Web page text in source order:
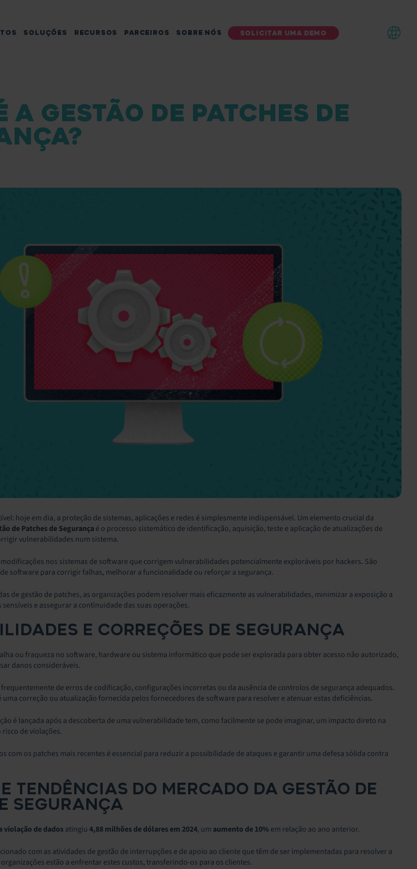
SOLICITAR UMA DEMO
SOLUÇÕES RECURSOS PARCEIROS SOBRE NÓS
A GESTÃO DE PATCHES DE
hoje em dia, a proteção de sistemas, aplicações e redes é simplesmente indispensável. Um elemento crucial da
de Patches de Segurançaé o processo sistemático de identificação, aquisição, teste e aplicação de atualizações de
vulnerabilidades num sistema.
nos sistemas de software que corrigem vulnerabilidades potencialmente exploráveis por hackers. São
software para corrigir falhas, melhorar a funcionalidade ou reforçar a segurança.
de gestão de patches, as organizações podem resolver mais eficazmente as vulnerabilidades, minimizar a exposição a
e assegurar a continuidade das suas operações.
E CORREÇÕES DE SEGURANÇA
ou fraqueza no software, hardware ou sistema informático que pode ser explorada para obter acesso não autorizado,
danos consideráveis.
de erros de codificação, configurações incorretas ou da ausência de controlos de segurança adequados.
uma correção ou atualização fornecida pelos fornecedores de software para resolver e atenuar estas deficiências.
é lançada após a descoberta de uma vulnerabilidade tem, como facilmente se pode imaginar, um impacto direto na
de violações.
com os patches mais recentes é essencial para reduzir a possibilidade de ataques e garantir uma defesa sólida contra
TENDÊNCIAS DO MERCADO DA GESTÃO DE
SEGURANÇA
violação de dadosatingiu 4,88 milhões de dólares em 2024, um aumento de 10% em relação ao ano anterior.
com as atividades de gestão de interrupções e de apoio ao cliente que têm de ser implementadas para resolver a
estão a enfrentar estes custos, transferindo-os para os clientes.